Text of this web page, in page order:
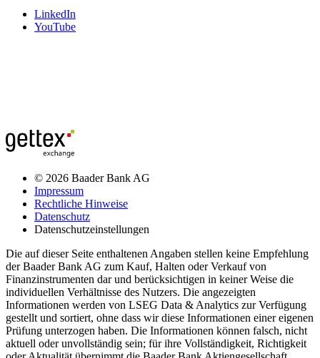
LinkedIn
YouTube
© 2026 Baader Bank AG
Impressum
Rechtliche Hinweise
Datenschutz
Datenschutzeinstellungen
Die auf dieser Seite enthaltenen Angaben stellen keine Empfehlung
der Baader Bank AG zum Kauf, Halten oder Verkauf von
Finanzinstrumenten dar und berücksichtigen in keiner Weise die
individuellen Verhältnisse des Nutzers. Die angezeigten
Informationen werden von LSEG Data & Analytics zur Verfügung
gestellt und sortiert, ohne dass wir diese Informationen einer eigenen
Prüfung unterzogen haben. Die Informationen können falsch, nicht
aktuell oder unvollständig sein; für ihre Vollständigkeit, Richtigkeit